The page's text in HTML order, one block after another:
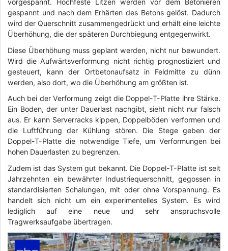
vorgespannt. Hochfeste Litzen werden vor dem Betonieren
gespannt und nach dem Erhärten des Betons gelöst. Dadurch
wird der Querschnitt zusammengedrückt und erhält eine leichte
Überhöhung, die der späteren Durchbiegung entgegenwirkt.
Diese Überhöhung muss geplant werden, nicht nur bewundert.
Wird die Aufwärtsverformung nicht richtig prognostiziert und
gesteuert, kann der Ortbetonaufsatz in Feldmitte zu dünn
werden, also dort, wo die Überhöhung am größten ist.
Auch bei der Verformung zeigt die Doppel-T-Platte ihre Stärke.
Ein Boden, der unter Dauerlast nachgibt, sieht nicht nur falsch
aus. Er kann Serverracks kippen, Doppelböden verformen und
die Luftführung der Kühlung stören. Die Stege geben der
Doppel-T-Platte die notwendige Tiefe, um Verformungen bei
hohen Dauerlasten zu begrenzen.
Zudem ist das System gut bekannt. Die Doppel-T-Platte ist seit
Jahrzehnten ein bewährter Industriequerschnitt, gegossen in
standardisierten Schalungen, mit oder ohne Vorspannung. Es
handelt sich nicht um ein experimentelles System. Es wird
lediglich auf eine neue und sehr anspruchsvolle
Tragwerksaufgabe übertragen.